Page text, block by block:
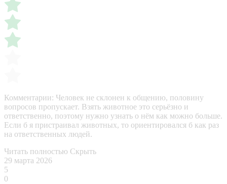
Комментарии: Человек не склонен к общению, половину
вопросов пропускает. Взять животное это серьёзно и
ответственно, поэтому нужно узнать о нём как можно больше.
Если б я пристраивал животных, то ориентировался б как раз
на ответственных людей.
Читать полностью Скрыть
29 марта 2026
5
0